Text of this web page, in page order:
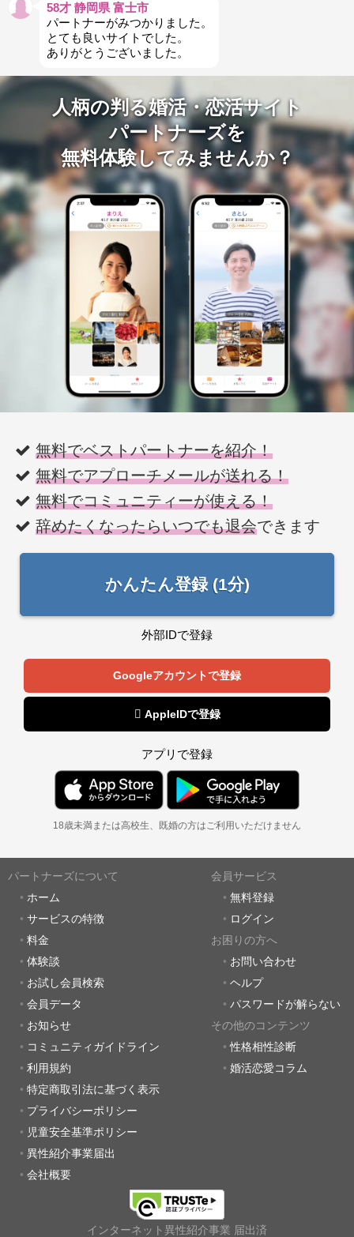
58才 静岡県 富士市
パートナーがみつかりました。
とても良いサイトでした。
ありがとうございました。
人柄の判る婚活・恋活サイト
パートナーズを
無料体験してみませんか？
無料でベストパートナーを紹介！
無料でアプローチメールが送れる！
無料でコミュニティーが使える！
辞めたくなったらいつでも退会できます
かんたん登録 (1分)
外部IDで登録
Googleアカウントで登録
 AppleIDで登録
アプリで登録
18歳未満または高校生、既婚の方はご利用いただけません
パートナーズについて
ホーム
サービスの特徴
料金
体験談
お試し会員検索
会員データ
お知らせ
コミュニティガイドライン
利用規約
特定商取引法に基づく表示
プライバシーポリシー
児童安全基準ポリシー
異性紹介事業届出
会社概要
会員サービス
無料登録
ログイン
お困りの方へ
お問い合わせ
ヘルプ
パスワードが解らない
その他のコンテンツ
性格相性診断
婚活恋愛コラム
インターネット異性紹介事業 届出済